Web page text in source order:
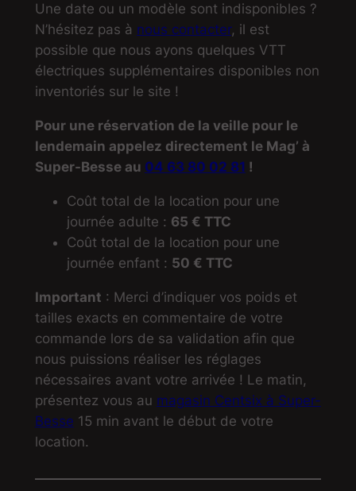
Une date ou un modèle sont indisponibles ?
N’hésitez pas à nous contacter, il est
possible que nous ayons quelques VTT
électriques supplémentaires disponibles non
inventoriés sur le site !
Pour une réservation de la veille pour le
lendemain appelez directement le Mag’ à
Super-Besse au 04 63 80 02 81 !
Coût total de la location pour une
journée adulte : 65 € TTC
Coût total de la location pour une
journée enfant : 50 € TTC
Important : Merci d’indiquer vos poids et
tailles exacts en commentaire de votre
commande lors de sa validation afin que
nous puissions réaliser les réglages
nécessaires avant votre arrivée ! Le matin,
présentez vous au magasin Centsix à Super-
Besse 15 min avant le début de votre
location.